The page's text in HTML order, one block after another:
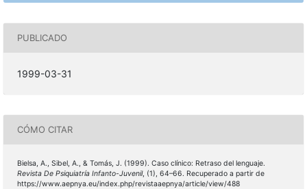
PUBLICADO
1999-03-31
CÓMO CITAR
Bielsa, A., Sibel, A., & Tomás, J. (1999). Caso clínico: Retraso del lenguaje.
Revista De Psiquiatría Infanto-Juvenil, (1), 64–66. Recuperado a partir de
https://www.aepnya.eu/index.php/revistaaepnya/article/view/488